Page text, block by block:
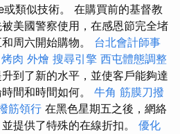
類似技術。 在購買前的基督教
美國警察使用，在感恩節完全堵
周六開始購物。 台北會計師事
烤肉 外燴 搜尋引擎 西屯體態調整
到了新的水平，並使客戶能夠達
間和時間如何。 牛角 筋膜刀撥
筋領行 在黑色星期五之後，網絡
提供了特殊的在線折扣。 優化